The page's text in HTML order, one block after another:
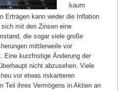
kaum
Erträgen kann weder die Inflation
mit den Zinsen eine
die sogar viele große
mittlerweile vor
Eine kurzfristige Änderung der
nicht abzusehen. Viele
vor etwas riskanteren
Teil ihres Vermögens in Aktien an